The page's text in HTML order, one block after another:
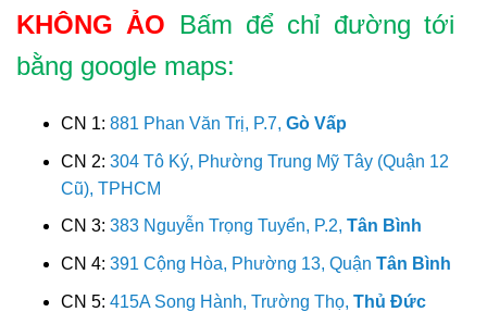
KHÔNG ẢO Bấm để chỉ đường tới
bằng google maps:
CN 1: 881 Phan Văn Trị, P.7, Gò Vấp
CN 2: 304 Tô Ký, Phường Trung Mỹ Tây (Quận 12
Cũ), TPHCM
CN 3: 383 Nguyễn Trọng Tuyển, P.2, Tân Bình
CN 4: 391 Cộng Hòa, Phường 13, Quận Tân Bình
CN 5: 415A Song Hành, Trường Thọ, Thủ Đức